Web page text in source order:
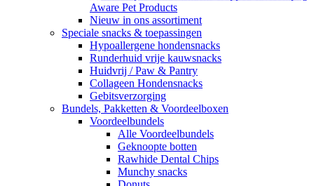
Aware Pet Products
Nieuw in ons assortiment
Speciale snacks & toepassingen
Hypoallergene hondensnacks
Runderhuid vrije kauwsnacks
Huidvrij / Paw & Pantry
Collageen Hondensnacks
Gebitsverzorging
Bundels, Pakketten & Voordeelboxen
Voordeelbundels
Alle Voordeelbundels
Geknoopte botten
Rawhide Dental Chips
Munchy snacks